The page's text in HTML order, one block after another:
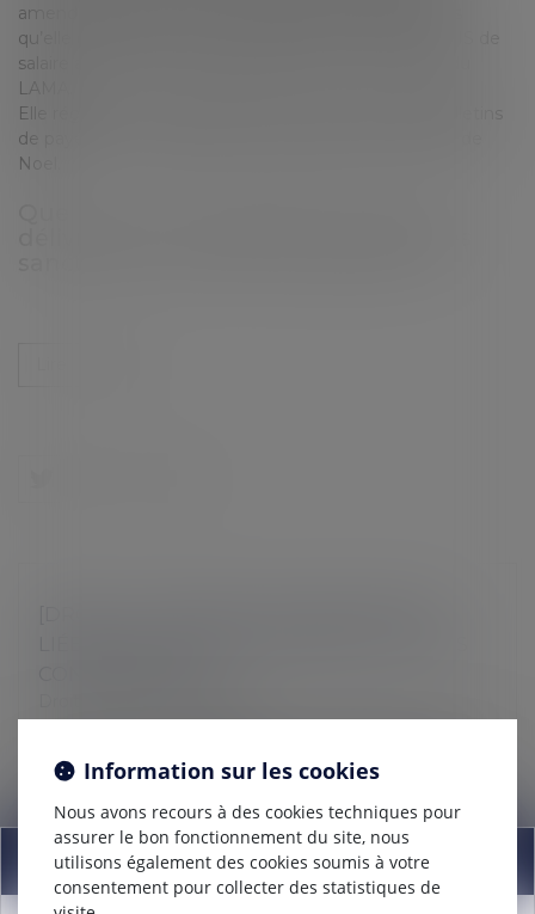
amendes qu’elle encourt plus des dommage intérêts
qu’elle devrait payer pour le préjudice subi, plus 6 MOIS de
salaire au titre du travail dissimulé…elle en le vertige du
LAMA.
Elle régularise tous les étudiants et fait éditer des bulletins
de paye avec en filigrane un lama portant un bonnet de
Noel.
en pleine production des « LAMAS LUTINS » et doit
avoir recours à de multiples étudiants compte tenu du
surcroit d’activité. En...
Lire la suite
Information sur les cookies
Nous avons recours à des cookies techniques pour
assurer le bon fonctionnement du site, nous
utilisons également des cookies soumis à votre
consentement pour collecter des statistiques de
Information